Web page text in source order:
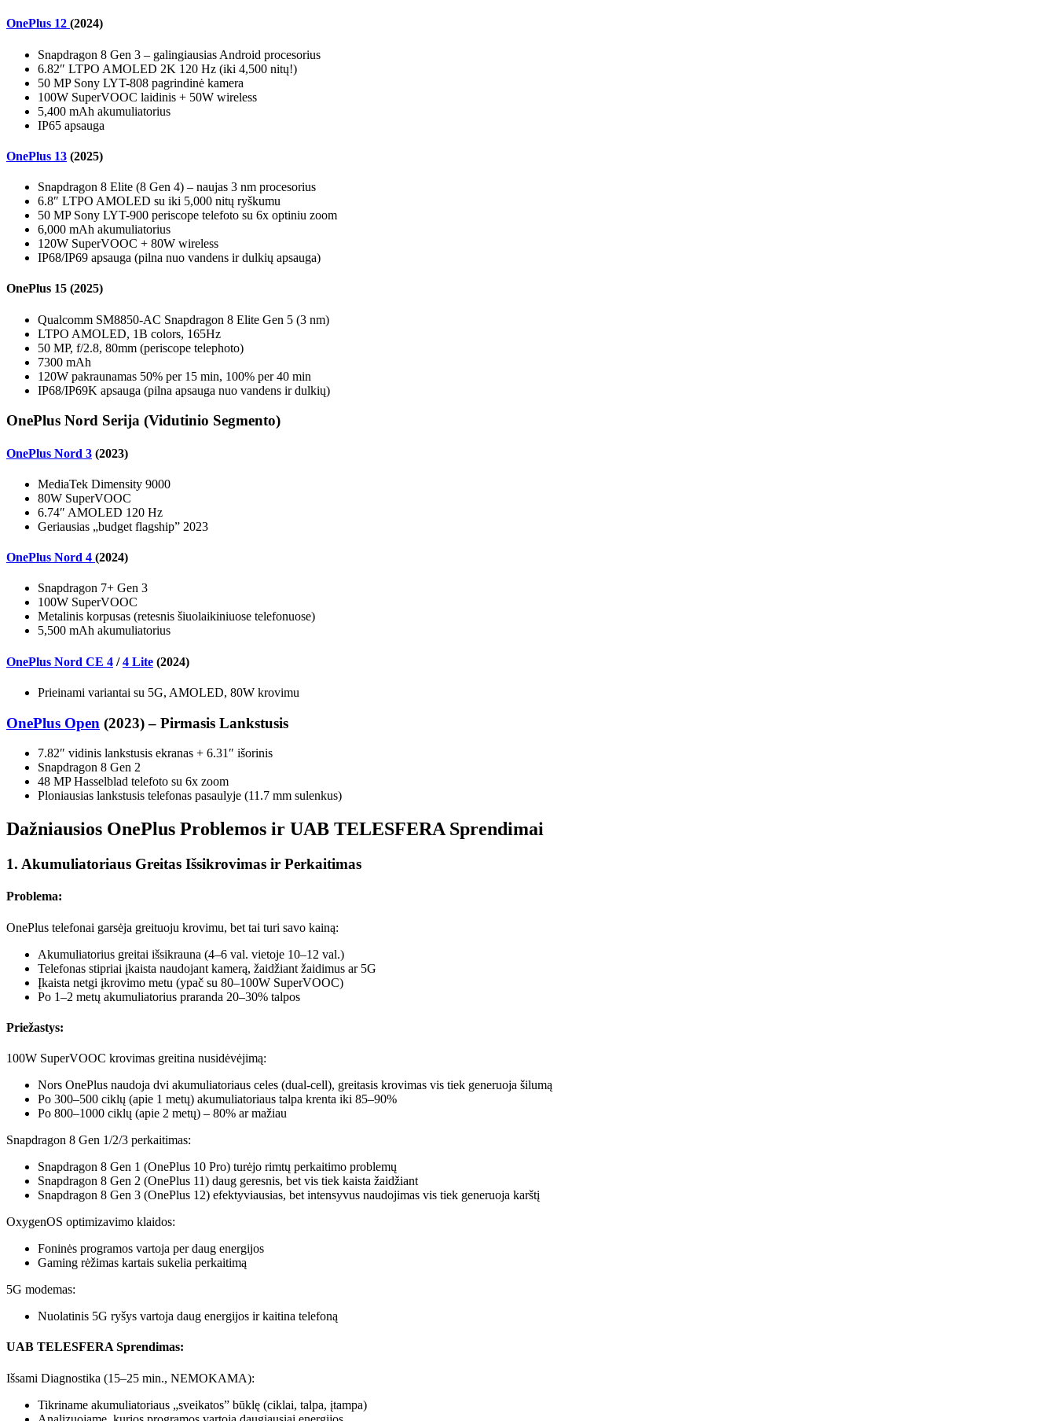
OnePlus 12 (2024)
Snapdragon 8 Gen 3 – galingiausias Android procesorius
6.82″ LTPO AMOLED 2K 120 Hz (iki 4,500 nitų!)
50 MP Sony LYT-808 pagrindinė kamera
100W SuperVOOC laidinis + 50W wireless
5,400 mAh akumuliatorius
IP65 apsauga
OnePlus 13 (2025)
Snapdragon 8 Elite (8 Gen 4) – naujas 3 nm procesorius
6.8″ LTPO AMOLED su iki 5,000 nitų ryškumu
50 MP Sony LYT-900 periscope telefoto su 6x optiniu zoom
6,000 mAh akumuliatorius
120W SuperVOOC + 80W wireless
IP68/IP69 apsauga (pilna nuo vandens ir dulkių apsauga)
OnePlus 15 (2025)
Qualcomm SM8850-AC Snapdragon 8 Elite Gen 5 (3 nm)
LTPO AMOLED, 1B colors, 165Hz
50 MP, f/2.8, 80mm (periscope telephoto)
7300 mAh
120W pakraunamas 50% per 15 min, 100% per 40 min
IP68/IP69K apsauga (pilna apsauga nuo vandens ir dulkių)
OnePlus Nord Serija (Vidutinio Segmento)
OnePlus Nord 3 (2023)
MediaTek Dimensity 9000
80W SuperVOOC
6.74″ AMOLED 120 Hz
Geriausias „budget flagship” 2023
OnePlus Nord 4 (2024)
Snapdragon 7+ Gen 3
100W SuperVOOC
Metalinis korpusas (retesnis šiuolaikiniuose telefonuose)
5,500 mAh akumuliatorius
OnePlus Nord CE 4 /4 Lite (2024)
Prieinami variantai su 5G, AMOLED, 80W krovimu
OnePlus Open (2023) – Pirmasis Lankstusis
7.82″ vidinis lankstusis ekranas + 6.31″ išorinis
Snapdragon 8 Gen 2
48 MP Hasselblad telefoto su 6x zoom
Ploniausias lankstusis telefonas pasaulyje (11.7 mm sulenkus)
Dažniausios OnePlus Problemos ir UAB TELESFERA Sprendimai
1. Akumuliatoriaus Greitas Išsikrovimas ir Perkaitimas
Problema:
OnePlus telefonai garsėja greituoju krovimu, bet tai turi savo kainą:
Akumuliatorius greitai išsikrauna (4–6 val. vietoje 10–12 val.)
Telefonas stipriai įkaista naudojant kamerą, žaidžiant žaidimus ar 5G
Įkaista netgi įkrovimo metu (ypač su 80–100W SuperVOOC)
Po 1–2 metų akumuliatorius praranda 20–30% talpos
Priežastys:
100W SuperVOOC krovimas greitina nusidėvėjimą:
Nors OnePlus naudoja dvi akumuliatoriaus celes (dual-cell), greitasis krovimas vis tiek generuoja šilumą
Po 300–500 ciklų (apie 1 metų) akumuliatoriaus talpa krenta iki 85–90%
Po 800–1000 ciklų (apie 2 metų) – 80% ar mažiau
Snapdragon 8 Gen 1/2/3 perkaitimas:
Snapdragon 8 Gen 1 (OnePlus 10 Pro) turėjo rimtų perkaitimo problemų
Snapdragon 8 Gen 2 (OnePlus 11) daug geresnis, bet vis tiek kaista žaidžiant
Snapdragon 8 Gen 3 (OnePlus 12) efektyviausias, bet intensyvus naudojimas vis tiek generuoja karštį
OxygenOS optimizavimo klaidos:
Foninės programos vartoja per daug energijos
Gaming rėžimas kartais sukelia perkaitimą
5G modemas:
Nuolatinis 5G ryšys vartoja daug energijos ir kaitina telefoną
UAB TELESFERA Sprendimas:
Išsami Diagnostika (15–25 min., NEMOKAMA):
Tikriname akumuliatoriaus „sveikatos” būklę (ciklai, talpa, įtampa)